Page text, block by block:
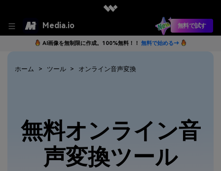
Media.io 無料で試す
AI画像を無制限に作成。100%無料！！ 無料で始める→
無料オンライン音
声変換ツール
ホーム ツール オンライン音声変換